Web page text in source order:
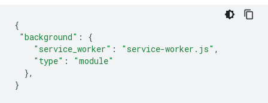
{
"background" :
{
"service_worker" : "service-worker.js" ,
"type" :
"module"
},
}